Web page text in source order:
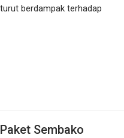
berdampak terhadap
Sembako